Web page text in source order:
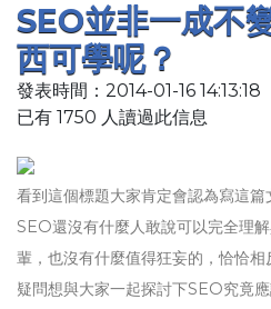
SEO並非一成不
西可學呢？
發表時間：2014-01-16 14:13:18
已有 1750 人讀過此信息
看到這個標題大家肯定會認為寫這篇
SEO還沒有什麼人敢說可以完全理
輩，也沒有什麼值得狂妄的，恰恰相
疑問想與大家一起探討下SEO究竟